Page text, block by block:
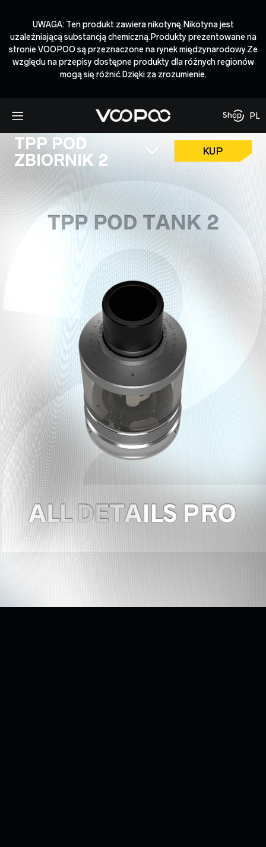
UWAGA: Ten produkt zawiera nikotynę.Nikotyna jest
uzależniającą substancją chemiczną.Produkty prezentowane na
stronie VOOPOO są przeznaczone na rynek międzynarodowy.Ze
względu na przepisy dostępne produkty dla różnych regionów
mogą się różnić.Dzięki za zrozumienie.
PL
TPP POD
ZBIORNIK 2
KUP